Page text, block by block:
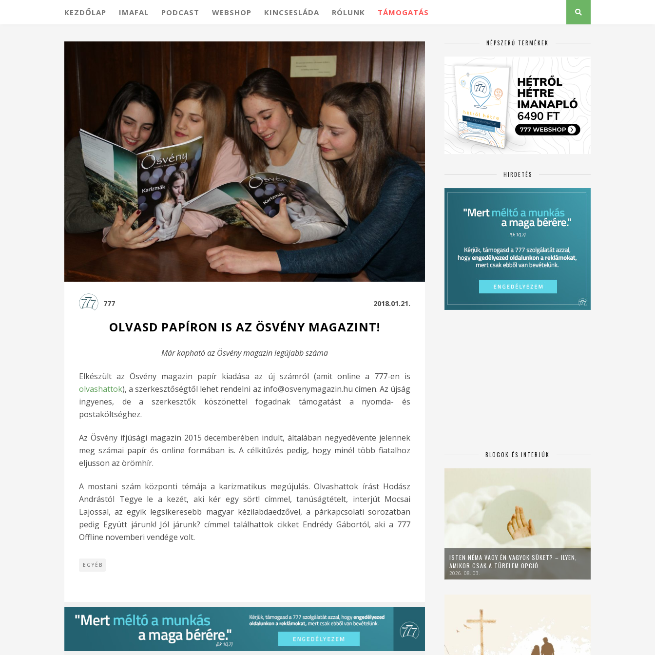
KEZDŐLAP IMAFAL PODCAST WEBSHOP KINCSESLÁDA RÓLUNK TÁMOGATÁS
777 2018.01.21.
OLVASD PAPÍRON IS AZ ÖSVÉNY MAGAZINT!
Már kapható az Ösvény magazin legújabb száma
Elkészült az Ösvény magazin papír kiadása az új számról (amit online a 777-en is
olvashattok), a szerkesztőségtől lehet rendelni az info@osvenymagazin.hu címen. Az újság
ingyenes, de a szerkesztők köszönettel fogadnak támogatást a nyomda- és
postaköltséghez.
Az Ösvény ifjúsági magazin 2015 decemberében indult, általában negyedévente jelennek
meg számai papír és online formában is. A célkitűzés pedig, hogy minél több fiatalhoz
eljusson az örömhír.
A mostani szám központi témája a karizmatikus megújulás. Olvashattok írást Hodász
Andrástól Tegye le a kezét, aki kér egy sört! címmel, tanúságtételt, interjút Mocsai
Lajossal, az egyik legsikeresebb magyar kézilabdaedzővel, a párkapcsolati sorozatban
pedig Együtt járunk! Jól járunk? címmel találhattok cikket Endrédy Gábortól, aki a 777
Offline novemberi vendége volt.
EGYÉB
NÉPSZERŰ TERMÉKEK
HIRDETÉS
BLOGOK ÉS INTERJÚK
ISTEN NÉMA VAGY ÉN VAGYOK SÜKET? – ILYEN,
AMIKOR CSAK A TÜRELEM OPCIÓ
2026. 08. 03.